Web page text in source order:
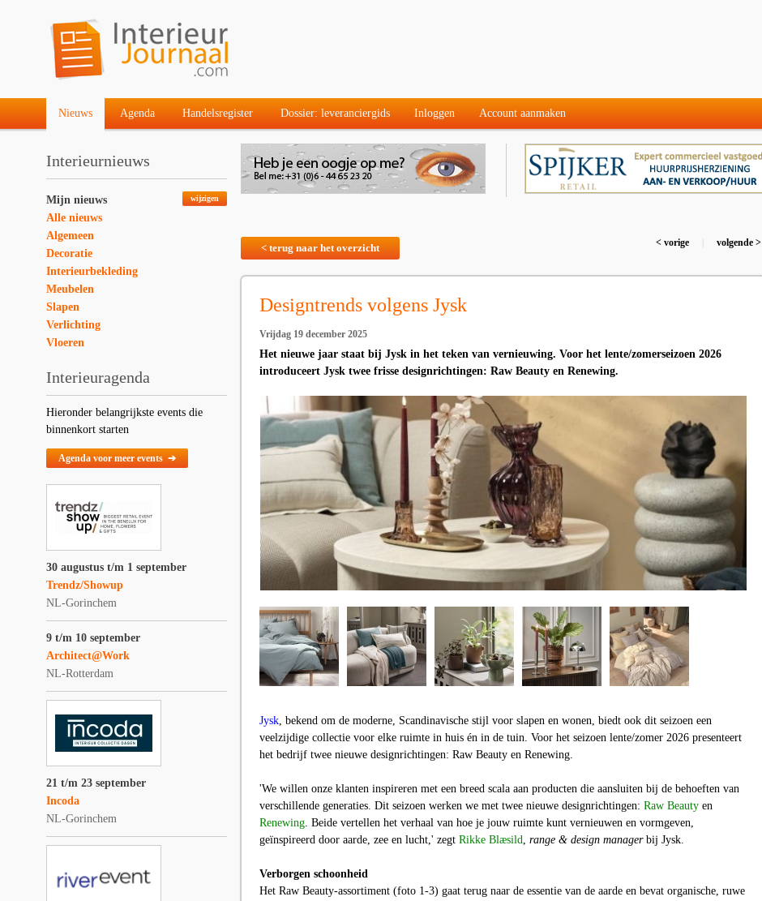
Nieuws Agenda Handelsregister Dossier: leveranciergids Inloggen Account aanmaken
Interieurnieuws
wijzigen
Mijn nieuws
Alle nieuws
Algemeen
Decoratie
Interieurbekleding
Meubelen
Slapen
Verlichting
Vloeren
Interieuragenda
Hieronder belangrijkste events die
binnenkort starten
Agenda voor meer events ➔
30 augustus t/m 1 september
Trendz/Showup
NL-Gorinchem
9 t/m 10 september
Architect@Work
NL-Rotterdam
21 t/m 23 september
Incoda
NL-Gorinchem
< terug naar het overzicht < vorige volgende >
Designtrends volgens Jysk
Vrijdag 19 december 2025
Het nieuwe jaar staat bij Jysk in het teken van vernieuwing. Voor het lente/zomerseizoen 2026
introduceert Jysk twee frisse designrichtingen: Raw Beauty en Renewing.
Jysk, bekend om de moderne, Scandinavische stijl voor slapen en wonen, biedt ook dit seizoen een
veelzijdige collectie voor elke ruimte in huis én in de tuin. Voor het seizoen lente/zomer 2026 presenteert
het bedrijf twee nieuwe designrichtingen: Raw Beauty en Renewing.
'We willen onze klanten inspireren met een breed scala aan producten die aansluiten bij de behoeften van
verschillende generaties. Dit seizoen werken we met twee nieuwe designrichtingen: Raw Beauty en
Renewing. Beide vertellen het verhaal van hoe je jouw ruimte kunt vernieuwen en vormgeven,
geïnspireerd door aarde, zee en lucht,' zegt Rikke Blæsild, range & design managerbij Jysk.
Verborgen schoonheid
Het Raw Beauty-assortiment (foto 1-3) gaat terug naar de essentie van de aarde en bevat organische, ruwe